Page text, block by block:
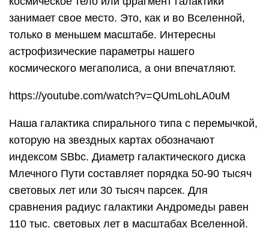
занимает свое место. Это, как и во Вселенной,
только в меньшем масштабе. Интересны
астрофизические параметры нашего
космического мегаполиса, а они впечатляют.
https://youtube.com/watch?v=QUmLohLA0uM
Наша галактика спирального типа с перемычкой,
которую на звездных картах обозначают
индексом SBbc. Диаметр галактического диска
Млечного Пути составляет порядка 50-90 тысяч
световых лет или 30 тысяч парсек. Для
сравнения радиус галактики Андромеды равен
110 тыс. световых лет в масштабах Вселенной.